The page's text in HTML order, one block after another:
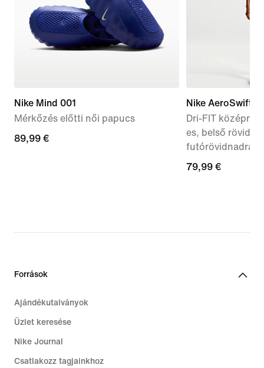
Nike Mind 001
Mérkőzés előtti női papucs
89,99
89,99 €
Nike AeroSwift
Dri-FIT
es, belső
futórövidnadrág
79,99
79,99 €
Források
Ajándékutalványok
Üzlet keresése
Nike Journal
Csatlakozz tagjainkhoz